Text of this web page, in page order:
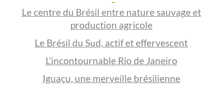
Le centre du Brésil entre nature sauvage et
production agricole
Le Brésil du Sud, actif et effervescent
L’incontournable Rio de Janeiro
Iguaçu, une merveille brésilienne